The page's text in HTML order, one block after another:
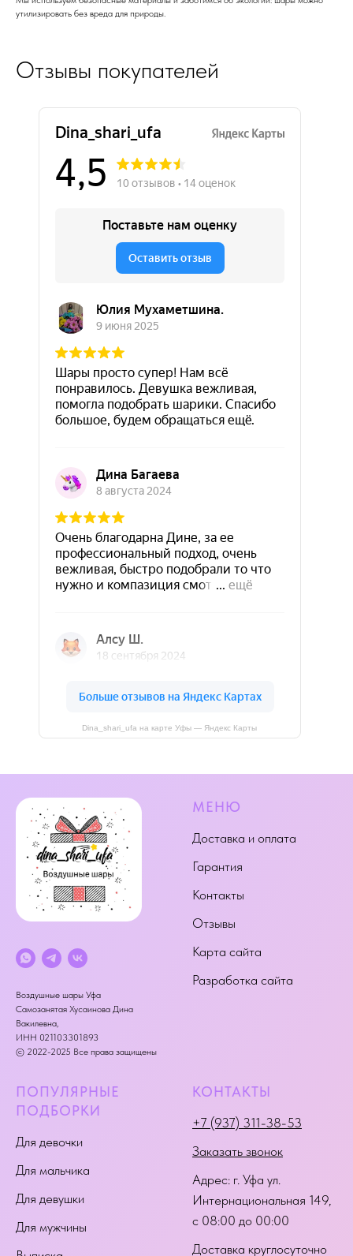
утилизировать без вреда для природы.
Отзывы покупателей
Dina_shari_ufa на карте Уфы — Яндекс Карты
Воздушные шары Уфа
Самозанятая Хусаинова Дина
Вакилевна,
ИНН 021103301893
© 2022-2025 Все права защищены
МЕНЮ
Доставка и оплата
Гарантия
Контакты
Отзывы
Карта сайта
Разработка сайта
ПОПУЛЯРНЫЕ
ПОДБОРКИ
Для девочки
Для мальчика
Для девушки
Для мужчины
КОНТАКТЫ
+7 (937) 311-38-53
Заказать звонок
Адрес: г. Уфа ул.
Интернациональная 149,
с 08:00 до 00:00
Доставка круглосуточно